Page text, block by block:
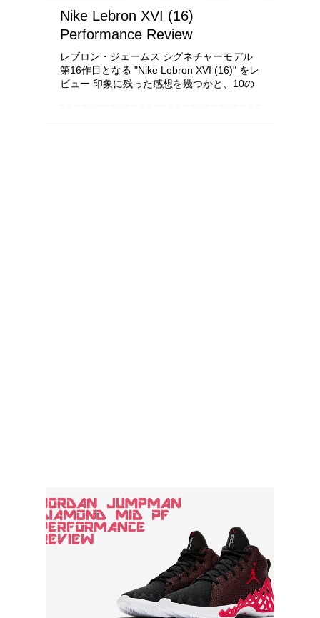
Nike Lebron XVI (16)
Performance Review
レブロン・ジェームス シグネチャーモデル
第16作目となる "Nike Lebron XVI (16)" をレ
ビュー 印象に残った感想を幾つかと、10の